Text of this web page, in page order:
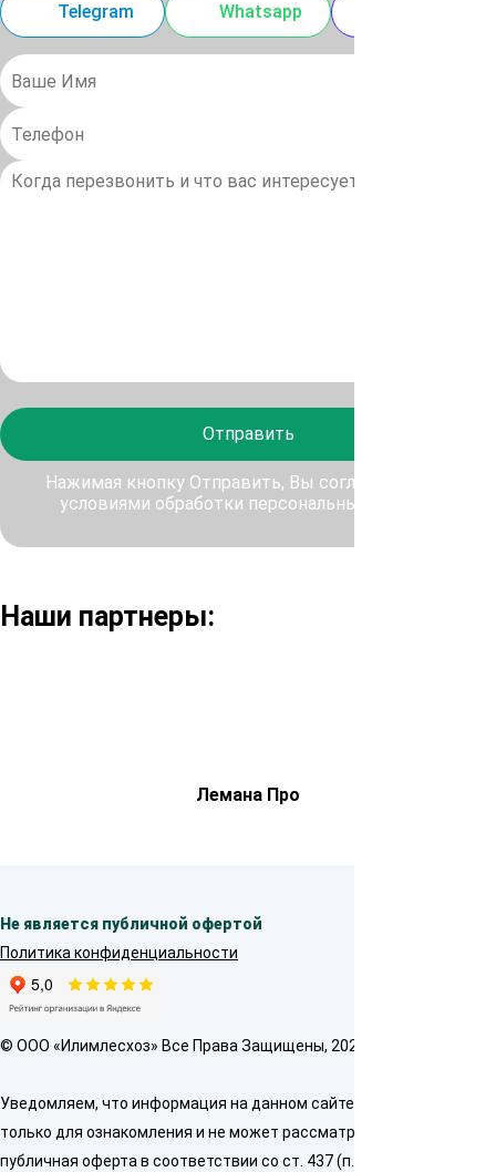
Telegram Whatsapp
Отправить
Нажимая кнопку Отправить, Вы соглашаетесь с
условиями обработки персональных данных
Наши партнеры:
Лемана Про
Не является публичной офертой
Политика конфиденциальности
© OOO «Илимлесхоз» Все Права Защищены, 2026
Уведомляем, что информация на данном сайте предназначена
только для ознакомления и не может рассматриваться как
публичная оферта в соответствии со ст. 437 (п. 2) ГК РФ. Для